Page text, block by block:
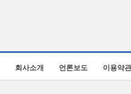
회사소개 언론보도 이용약관